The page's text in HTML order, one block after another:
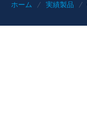
ホーム 実績製品